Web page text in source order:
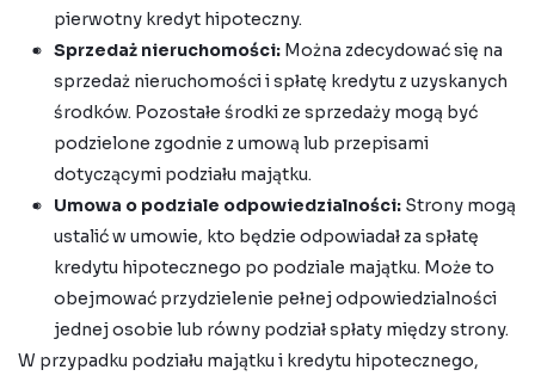
pierwotny kredyt hipoteczny.
Sprzedaż nieruchomości: Można zdecydować się na
sprzedaż nieruchomości i spłatę kredytu z uzyskanych
środków. Pozostałe środki ze sprzedaży mogą być
podzielone zgodnie z umową lub przepisami
dotyczącymi podziału majątku.
Umowa o podziale odpowiedzialności: Strony mogą
ustalić w umowie, kto będzie odpowiadał za spłatę
kredytu hipotecznego po podziale majątku. Może to
obejmować przydzielenie pełnej odpowiedzialności
jednej osobie lub równy podział spłaty między strony.
W przypadku podziału majątku i kredytu hipotecznego,